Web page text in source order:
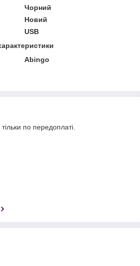
Чорний
Новий
USB
Abingo
по передоплаті.